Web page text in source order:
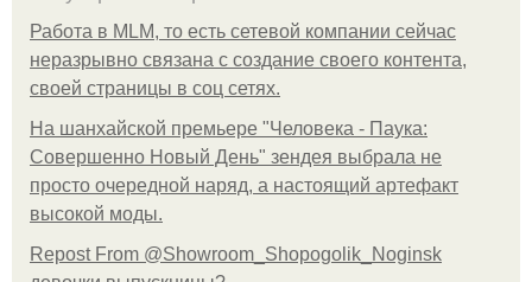
Работа в MLM, то есть сетевой компании сейчас
неразрывно связана с создание своего контента,
своей страницы в соц сетях.
На шанхайской премьере "Человека - Паука:
Совершенно Новый День" зендея выбрала не
просто очередной наряд, а настоящий артефакт
высокой моды.
Repost From @Showroom_Shopogolik_Noginsk